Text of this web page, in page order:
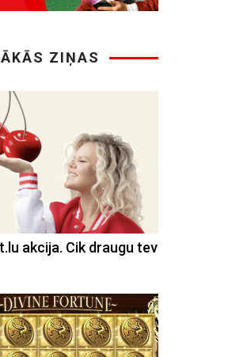
ZIŅAS
akcija. Cik draugu tev